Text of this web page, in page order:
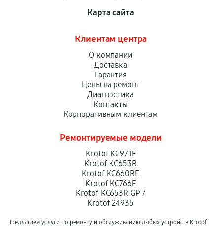
Карта сайта
Клиентам центра
О компании
Доставка
Гарантия
Цены на ремонт
Диагностика
Контакты
Корпоративным клиентам
Ремонтируемые модели
Krotof KC971F
Krotof KC653R
Krotof KC660RE
Krotof KC766F
Krotof KC653R GP 7
Krotof 24935
Предлагаем услуги по ремонту и обслуживанию любых устройств Krotof